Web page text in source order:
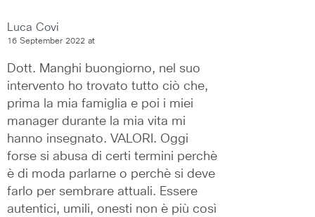
Luca Covi
16 September 2022 at
Dott. Manghi buongiorno, nel suo
intervento ho trovato tutto ciò che,
prima la mia famiglia e poi i miei
manager durante la mia vita mi
hanno insegnato. VALORI. Oggi
forse si abusa di certi termini perchè
è di moda parlarne o perchè si deve
farlo per sembrare attuali. Essere
autentici, umili, onesti non è più così